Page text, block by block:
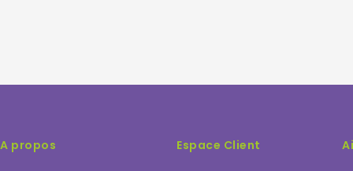
A propos Espace Client